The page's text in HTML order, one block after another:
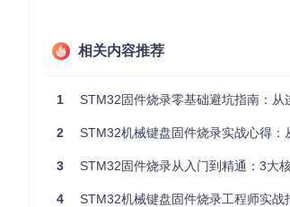
观察烧录过程中电压是否有明显波动
连接后观察ST-Link指示灯状态（常亮表
相关内容推荐
1 STM32固件烧录零基础避坑指南：从
2 STM32机械键盘固件烧录实战心得：
3 STM32固件烧录从入门到精通：3大
4 STM32机械键盘固件烧录工程师实战